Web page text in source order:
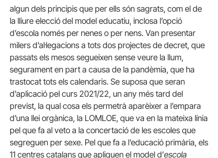
algun dels principis que per ells són sagrats, com el de
la lliure elecció del model educatiu, inclosa l’opció
d’escola només per nenes o per nens. Van presentar
milers d’al·legacions a tots dos projectes de decret, que
passats els mesos segueixen sense veure la llum,
segurament en part a causa de la pandèmia, que ha
trastocat tots els calendaris. Se suposa que seran
d’aplicació pel curs 2021/22, un any més tard del
previst, la qual cosa els permetrà aparèixer a l’empara
d’una llei orgànica, la LOMLOE, que va en la mateixa línia
pel que fa al veto a la concertació de les escoles que
segreguen per sexe. Pel que fa a l’educació primària, els
11 centres catalans que apliquen el model d’escola